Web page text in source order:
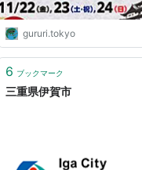
gururi.tokyo
6 ブックマーク
三重県伊賀市